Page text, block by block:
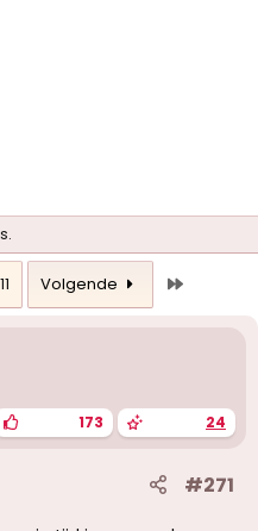
Volgende
173 24
#271